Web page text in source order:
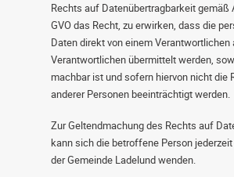
Rechts auf Datenübertragbarkeit gemäß
GVO das Recht, zu erwirken, dass die
Daten direkt von einem Verantwortlichen
Verantwortlichen übermittelt werden,
machbar ist und sofern hiervon nicht die
anderer Personen beeinträchtigt werden.
Zur Geltendmachung des Rechts auf
kann sich die betroffene Person
der Gemeinde Ladelund wenden.